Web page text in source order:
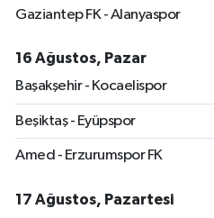
Gaziantep FK - Alanyaspor
16 Ağustos, Pazar
Başakşehir - Kocaelispor
Beşiktaş - Eyüpspor
Amed - Erzurumspor FK
17 Ağustos, Pazartesi